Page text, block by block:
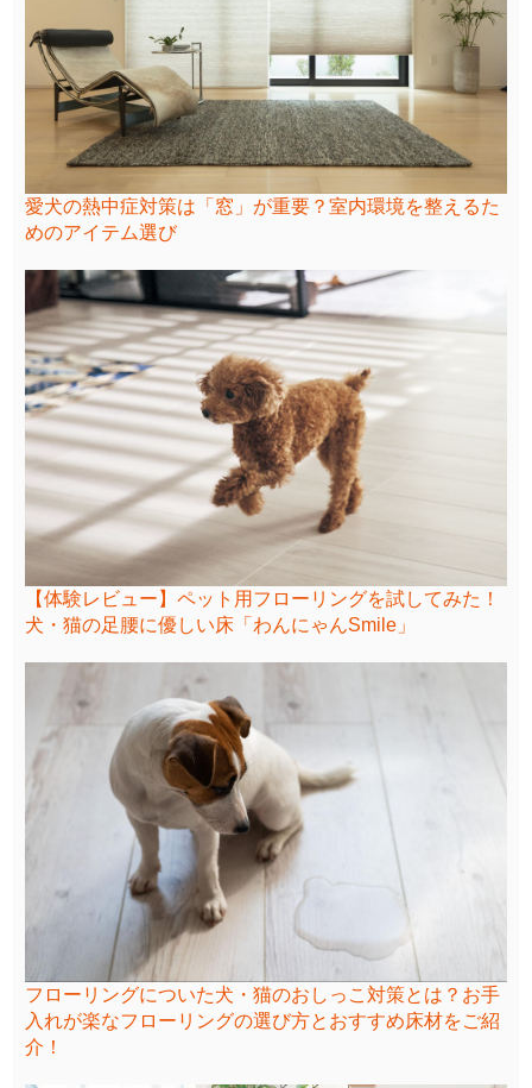
愛犬の熱中症対策は「窓」が重要？室内環境を整えるた
めのアイテム選び
【体験レビュー】ペット用フローリングを試してみた！
犬・猫の足腰に優しい床「わんにゃんSmile」
フローリングについた犬・猫のおしっこ対策とは？お手
入れが楽なフローリングの選び方とおすすめ床材をご紹
介！